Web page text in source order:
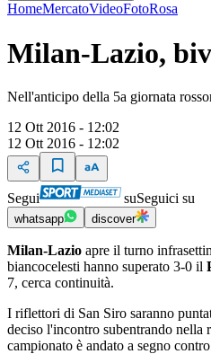
HomeMercatoVideoFotoRosa
Milan-Lazio,
Nell'anticipo della 5a giornata
12 Ott 2016 - 12:02
12 Ott 2016 - 12:02
Segui suSeguici su
whatsapp discover
Milan-Lazio apre il turno
biancocelesti hanno superato 3-0 il
7, cerca continuità.
I riflettori di San Siro saranno
deciso l'incontro subentrando nella
campionato è andato a segno